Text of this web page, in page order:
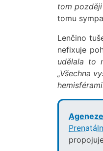
tom
tomu
Lenčino
nefixuje
udělala to
„Všechna